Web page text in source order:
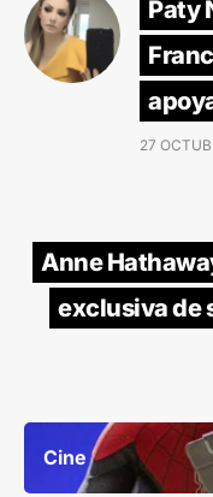
Paty
27
Anne
exclusiva de
Cine